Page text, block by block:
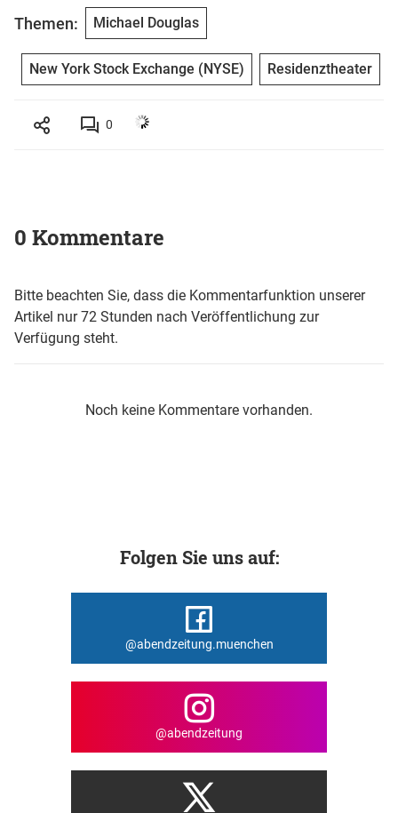
Themen: Michael Douglas
New York Stock Exchange (NYSE) Residenztheater
0
0 Kommentare
Bitte beachten Sie, dass die Kommentarfunktion unserer
Artikel nur 72 Stunden nach Veröffentlichung zur
Verfügung steht.
Noch keine Kommentare vorhanden.
Folgen Sie uns auf:
@abendzeitung.muenchen
@abendzeitung